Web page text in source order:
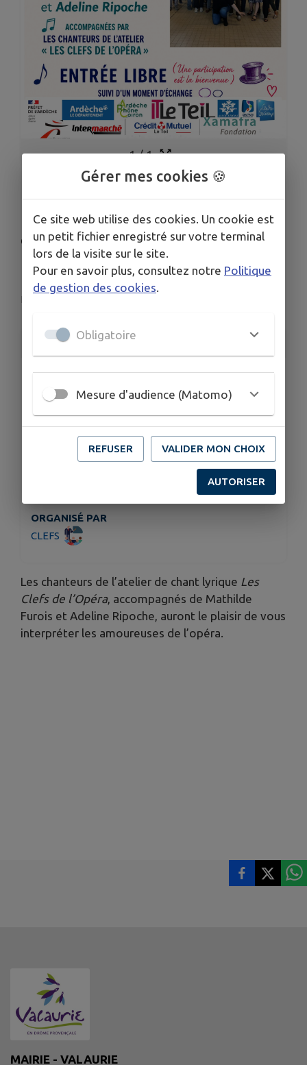
1/1
Concert "Les
amoureuses à
l'Opéra"
INFORMATIONS PRATIQUES
LIEU
3 Rue Jean Moulin 07400 Le Teil
Le sam. 13 juin
Une participation libre est la bienvenue
ORGANISÉ PAR
CLEFS
Les chanteurs de l’atelier de chant lyrique Les
Clefs de l’Opéra, accompagnés de Mathilde
Furois et Adeline Ripoche, auront le plaisir de vous
interpréter les amoureuses de l’opéra.
MAIRIE - VALAURIE
Gérer mes cookies 🍪
Ce site web utilise des cookies. Un cookie est
un petit fichier enregistré sur votre terminal
lors de la visite sur le site.
Pour en savoir plus, consultez notre Politique
de gestion des cookies.
Obligatoire
Mesure d'audience (Matomo)
REFUSER VALIDER MON CHOIX
AUTORISER